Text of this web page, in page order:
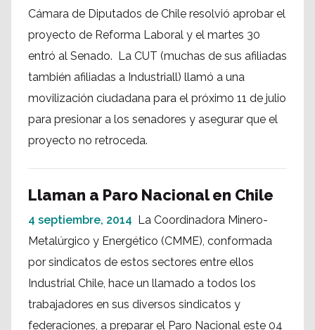
Cámara de Diputados de Chile resolvió aprobar el
proyecto de Reforma Laboral y el martes 30
entró al Senado. La CUT (muchas de sus afiliadas
también afiliadas a Industriall) llamó a una
movilización ciudadana para el próximo 11 de julio
para presionar a los senadores y asegurar que el
proyecto no retroceda.
Llaman a Paro Nacional en Chile
4 septiembre, 2014 La Coordinadora Minero-
Metalúrgico y Energético (CMME), conformada
por sindicatos de estos sectores entre ellos
Industrial Chile, hace un llamado a todos los
trabajadores en sus diversos sindicatos y
federaciones, a preparar el Paro Nacional este 04